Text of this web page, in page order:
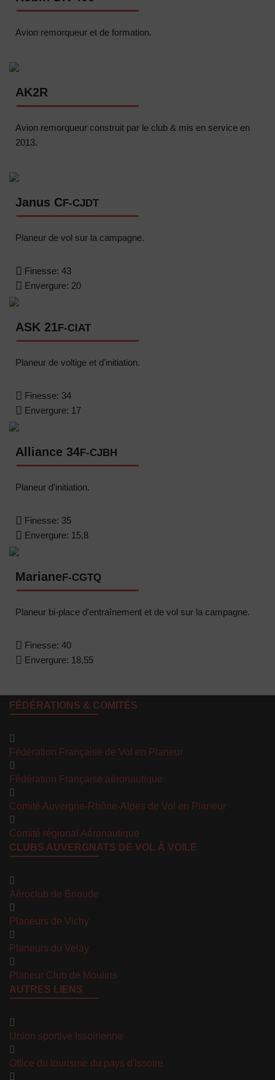
Avion remorqueur et de formation.
AK2R
Avion remorqueur construit par le club & mis en service en
2013.
Janus CF-CJDT
Planeur de vol sur la campagne.
Finesse: 43
Envergure: 20
ASK 21F-CIAT
Planeur de voltige et d'initiation.
Finesse: 34
Envergure: 17
Alliance 34F-CJBH
Planeur d'initiation.
Finesse: 35
Envergure: 15,8
MarianeF-CGTQ
Planeur bi-place d'entraînement et de vol sur la campagne.
Finesse: 40
Envergure: 18,55
FÉDÉRATIONS & COMITÉS
Fédération Française de Vol en Planeur
Fédération Française aéronautique
Comité Auvergne-Rhône-Alpes de Vol en Planeur
Comité régional Aéronautique
CLUBS AUVERGNATS DE VOL À VOILE
Aéroclub de Brioude
Planeurs de Vichy
Planeurs du Velay
Planeur Club de Moulins
AUTRES LIENS
Union sportive Issoirienne
Office du tourisme du pays d'Issoire